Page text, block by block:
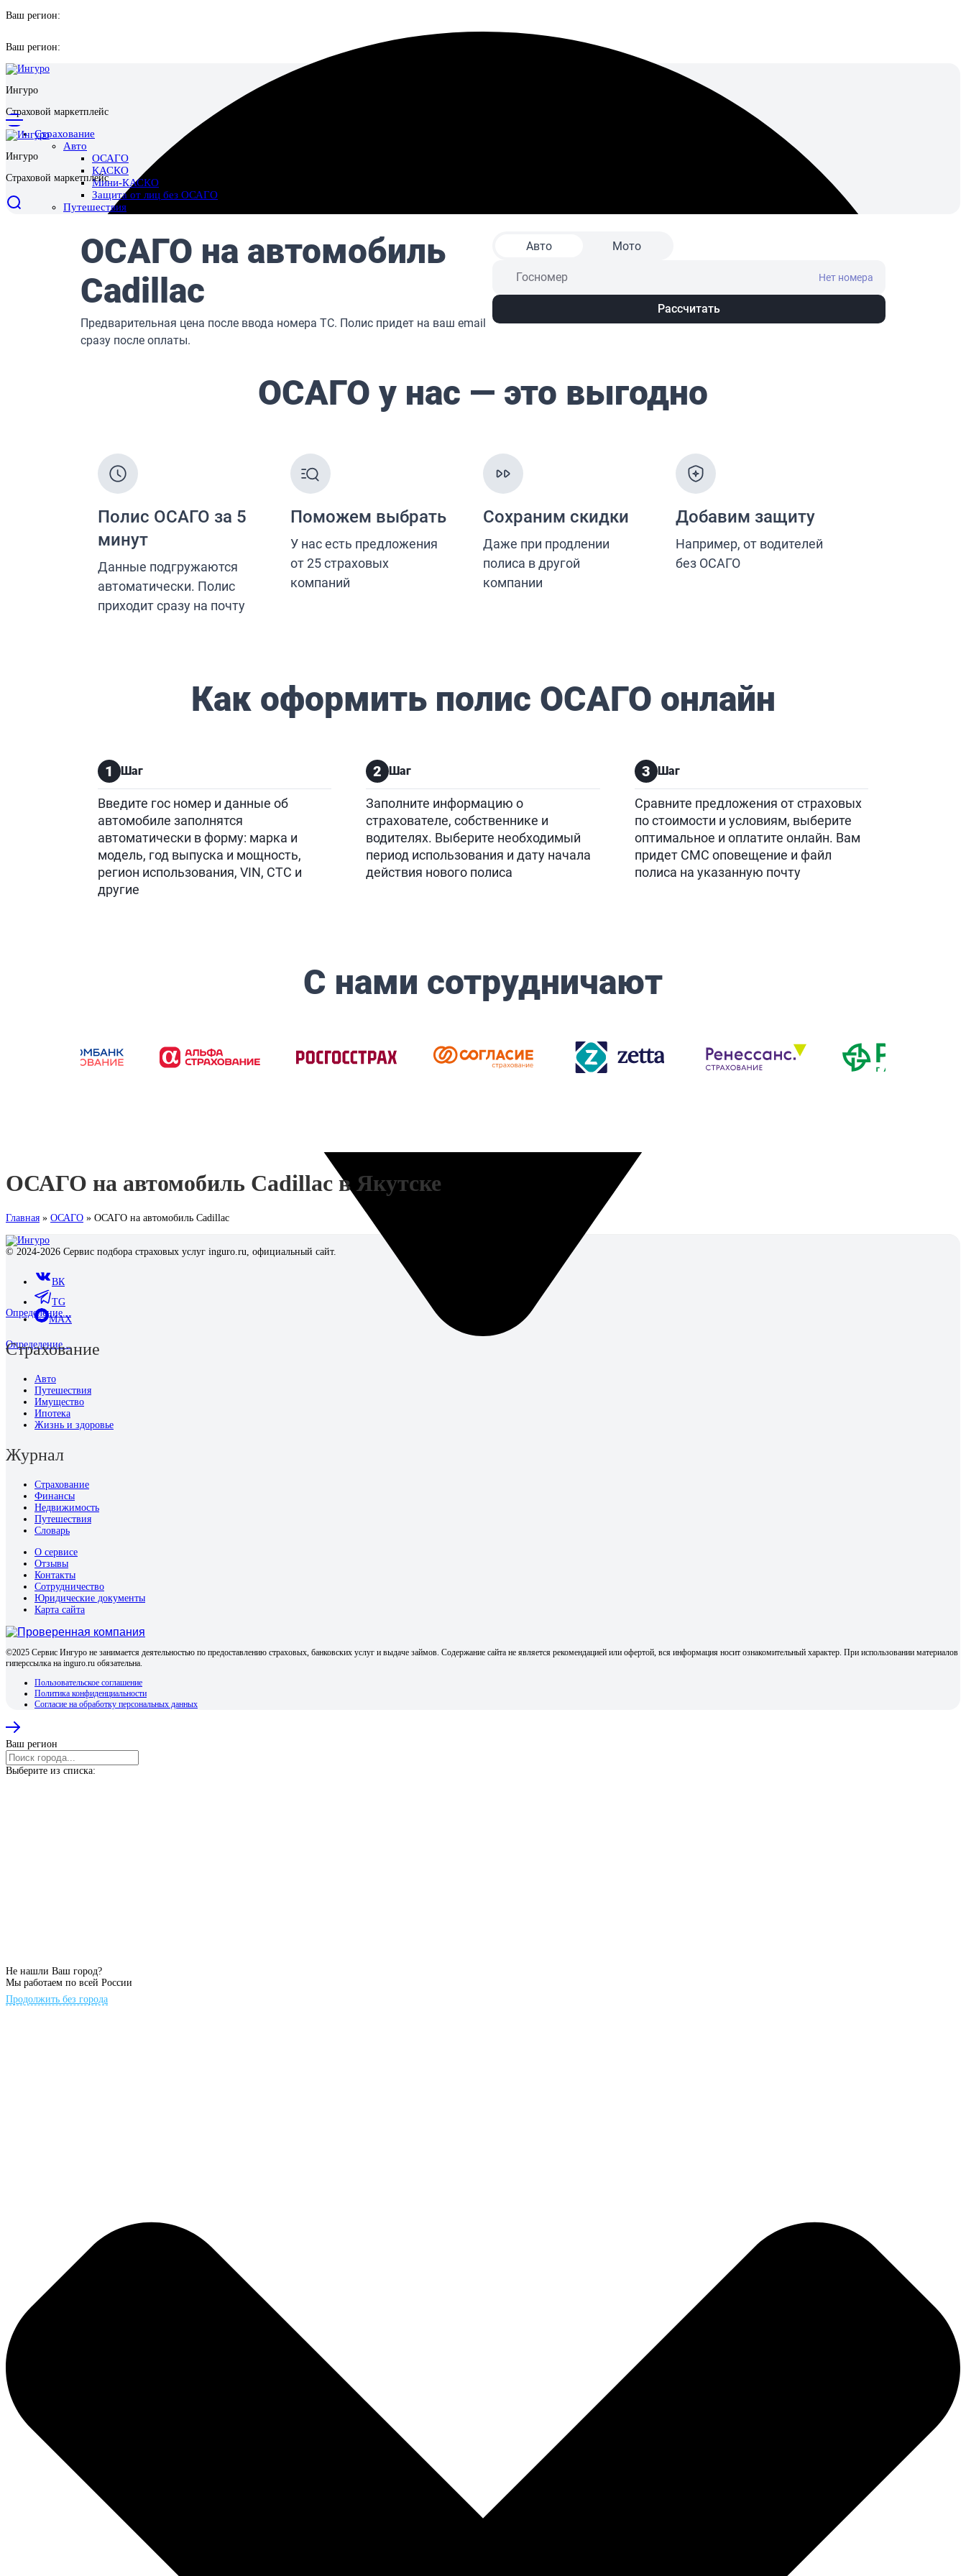
Ваш регион:
Определение...
Ваш регион:
Определение...
Ингуро
Страховой маркетплейс
Страхование
Авто
ОСАГО
КАСКО
Мини-КАСКО
Защита от лиц без ОСАГО
Путешествия
Отмена поездки
Имущество
Страхование дома
Страхование ответственности перед соседями
Ипотека
Жизнь и здоровье
Страхование от несчастных случаев
Страхование спортсменов
Ингуро
Страховой маркетплейс
ОСАГО на автомобиль Cadillac в Якутске
Главная » ОСАГО » ОСАГО на автомобиль Cadillac
© 2024-2026 Сервис подбора страховых услуг inguro.ru, официальный сайт.
ВК
TG
MAX
Страхование
Авто
Путешествия
Имущество
Ипотека
Жизнь и здоровье
Журнал
Страхование
Финансы
Недвижимость
Путешествия
Словарь
О сервисе
Отзывы
Контакты
Сотрудничество
Юридические документы
Карта сайта
©2025 Сервис Ингуро не занимается деятельностью по предоставлению страховых, банковских услуг и выдаче займов. Содержание сайта не является рекомендацией или офертой, вся информация носит ознакомительный характер. При использовании материалов
гиперссылка на inguro.ru обязательна.
Пользовательское соглашение
Политика конфиденциальности
Согласие на обработку персональных данных
Ваш регион
Выберите из списка:
Не нашли Ваш город?
Мы работаем по всей России
Продолжить без города